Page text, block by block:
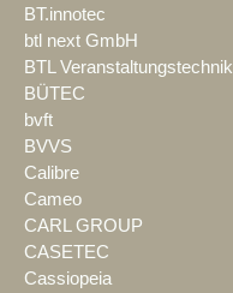
BT.innotec
btl next GmbH
BTL Veranstaltungstechnik
BÜTEC
bvft
BVVS
Calibre
Cameo
CARL GROUP
CASETEC
Cassiopeia